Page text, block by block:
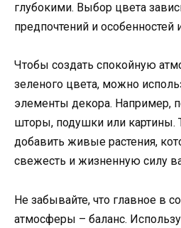
глубокими. Выбор цвета
предпочтений и особенностей
Чтобы создать спокойную
зеленого цвета, можно
элементы декора. Например,
шторы, подушки или
добавить живые растения,
свежесть и жизненную силу
Не забывайте, что главное в
атмосферы – баланс.